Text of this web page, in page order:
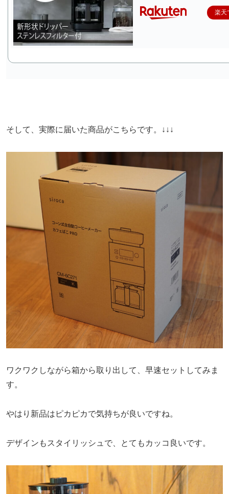
楽天
そして、実際に届いた商品がこちらです。↓↓↓
ワクワクしながら箱から取り出して、早速セットしてみま
す。
やはり新品はピカピカで気持ちが良いですね。
デザインもスタイリッシュで、とてもカッコ良いです。